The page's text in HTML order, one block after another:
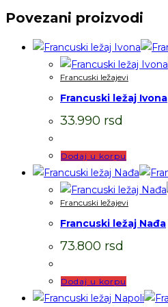
Povezani proizvodi
Francuski ležajevi
Francuski ležaj Ivona
33.990 rsd
Dodaj u korpu
Francuski ležajevi
Francuski ležaj Nađa
73.800 rsd
Dodaj u korpu